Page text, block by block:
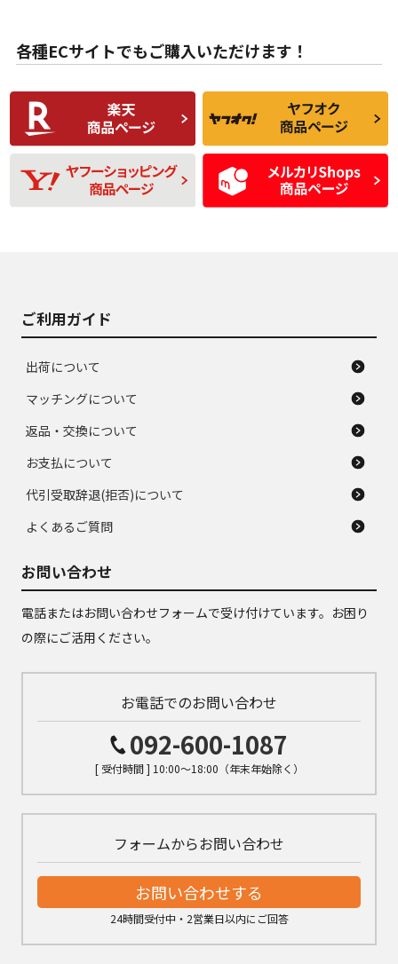
な中古品
んどない中古品
C
比較的きれいな中古
品
C
られるが、使用に問
題のない中古品
D
使用感や目立つ傷が
あり、一般的な中古
品
D
残り溝も少なく、偏
磨耗がみられ、短期
間使用できるくらい
の中古品
各種ECサイトでもご購入いただけます！
ご利用ガイド
出荷について
マッチングについて
返品・交換について
お支払について
代引受取辞退(拒否)について
よくあるご質問
お問い合わせ
電話またはお問い合わせフォームで受け付けています。お困り
の際にご活用ください。
お電話でのお問い合わせ
092-600-1087
[ 受付時間 ] 10:00～18:00（年末年始除く）
フォームからお問い合わせ
お問い合わせする
24時間受付中・2営業日以内にご回答